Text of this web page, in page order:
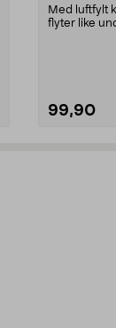
Med luftfylt
flyter like
99,90